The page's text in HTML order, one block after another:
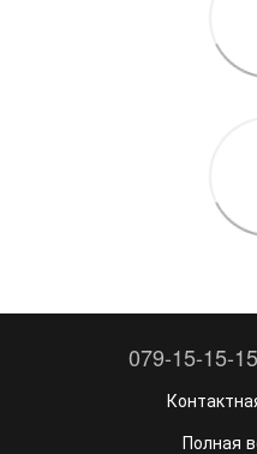
079-15-15-15
Полная